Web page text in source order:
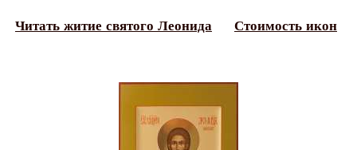
Читать житие святого Леонида Стоимость икон